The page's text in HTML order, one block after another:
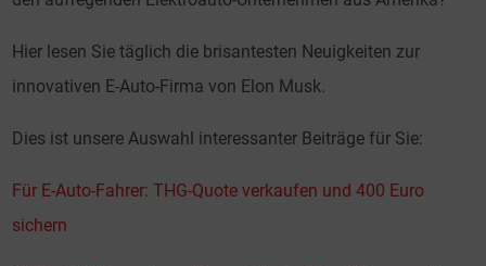
Hier lesen Sie täglich die brisantesten Neuigkeiten zur
innovativen E-Auto-Firma von Elon Musk.
Dies ist unsere Auswahl interessanter Beiträge für Sie:
Für E-Auto-Fahrer: THG-Quote verkaufen und 400 Euro
sichern